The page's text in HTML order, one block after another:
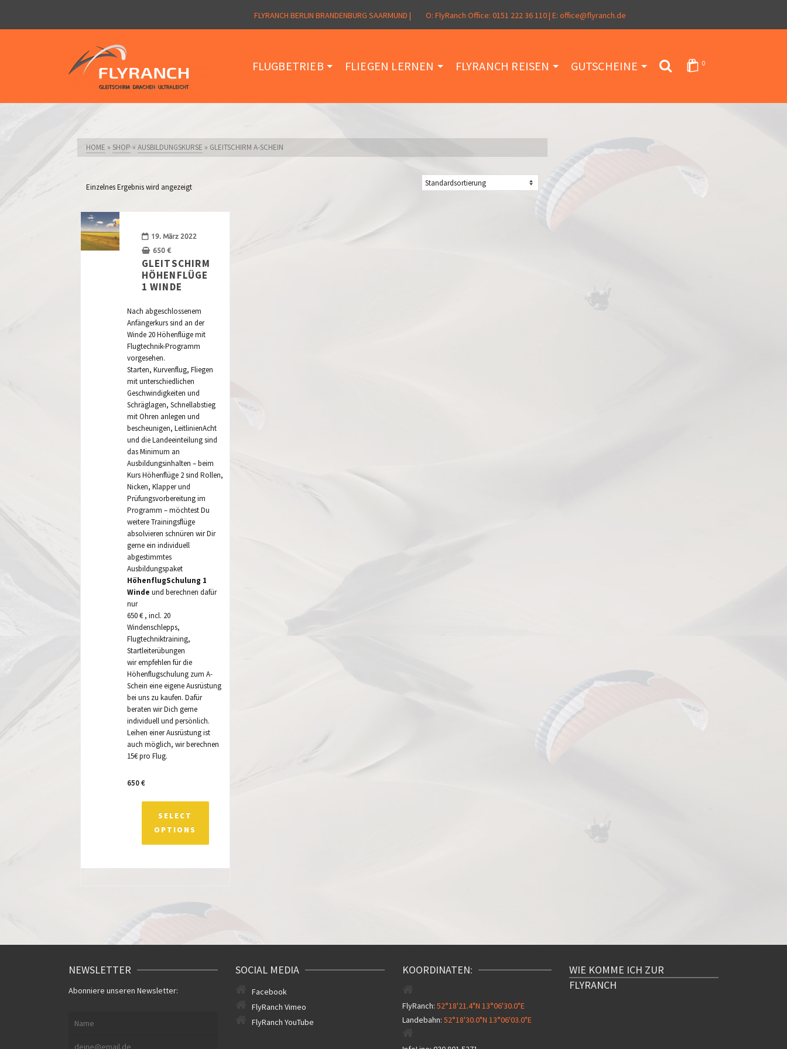
FLYRANCH BERLIN BRANDENBURG SAARMUND | O: FlyRanch Office: 0151 222 36 110| E: office@flyranch.de
FLUGBETRIEB FLIEGEN LERNEN FLYRANCH REISEN GUTSCHEINE 0
HOME » SHOP » AUSBILDUNGSKURSE » GLEITSCHIRM A-SCHEIN
Einzelnes Ergebnis wird angezeigt
19. März 2022
650 €
GLEITSCHIRM
HÖHENFLÜGE
1 WINDE
Nach abgeschlossenem
Anfängerkurs sind an der
Winde 20 Höhenflüge mit
Flugtechnik-Programm
vorgesehen.
Starten, Kurvenflug, Fliegen
mit unterschiedlichen
Geschwindigkeiten und
Schräglagen, Schnellabstieg
mit Ohren anlegen und
bescheunigen, LeitlinienAcht
und die Landeeinteilung sind
das Minimum an
Ausbildungsinhalten – beim
Kurs Höhenflüge 2 sind Rollen,
Nicken, Klapper und
Prüfungsvorbereitung im
Programm – möchtest Du
weitere Trainingsflüge
absolvieren schnüren wir Dir
gerne ein individuell
abgestimmtes
Ausbildungspaket
HöhenflugSchulung 1
Winde und berechnen dafür
nur
650 € , incl. 20
Windenschlepps,
Flugtechniktraining,
Startleiterübungen
wir empfehlen für die
Höhenflugschulung zum A-
Schein eine eigene Ausrüstung
bei uns zu kaufen. Dafür
beraten wir Dich gerne
individuell und persönlich.
Leihen einer Ausrüstung ist
auch möglich, wir berechnen
15€ pro Flug.
650€
SELECT
OPTIONS
NEWSLETTER
Abonniere unseren Newsletter:
SOCIAL MEDIA
Facebook
FlyRanch Vimeo
FlyRanch YouTube
KOORDINATEN:
FlyRanch: 52°18'21.4"N 13°06'30.0"E
Landebahn: 52°18'30.0"N 13°06'03.0"E
WIE KOMME ICH ZUR
FLYRANCH